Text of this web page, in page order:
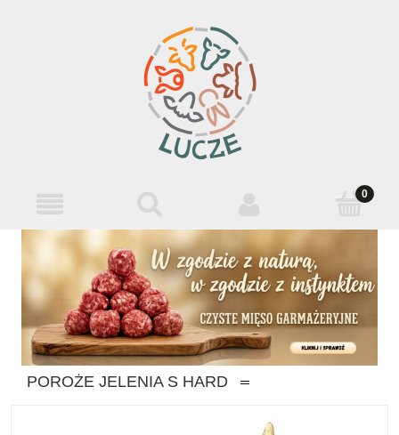
POROŻE JELENIA S HARD